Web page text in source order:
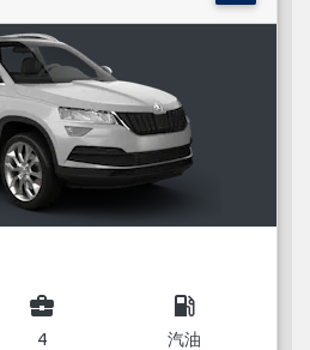
business_center
4
local_gas_station
汽油